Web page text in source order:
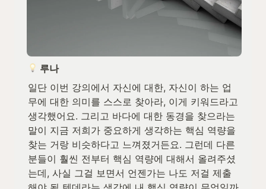
루나
일단 이번 강의에서 자신에 대한, 자신이 하는 업
무에 대한 의미를 스스로 찾아라, 이게 키워드라고
생각했어요. 그리고 바다에 대한 동경을 찾으라는
말이 지금 저희가 중요하게 생각하는 핵심 역량을
찾는 거랑 비슷하다고 느껴졌거든요. 그런데 다른
분들이 훨씬 전부터 핵심 역량에 대해서 올려주셨
는데, 사실 그걸 보면서 언젠가는 나도 저걸 제출